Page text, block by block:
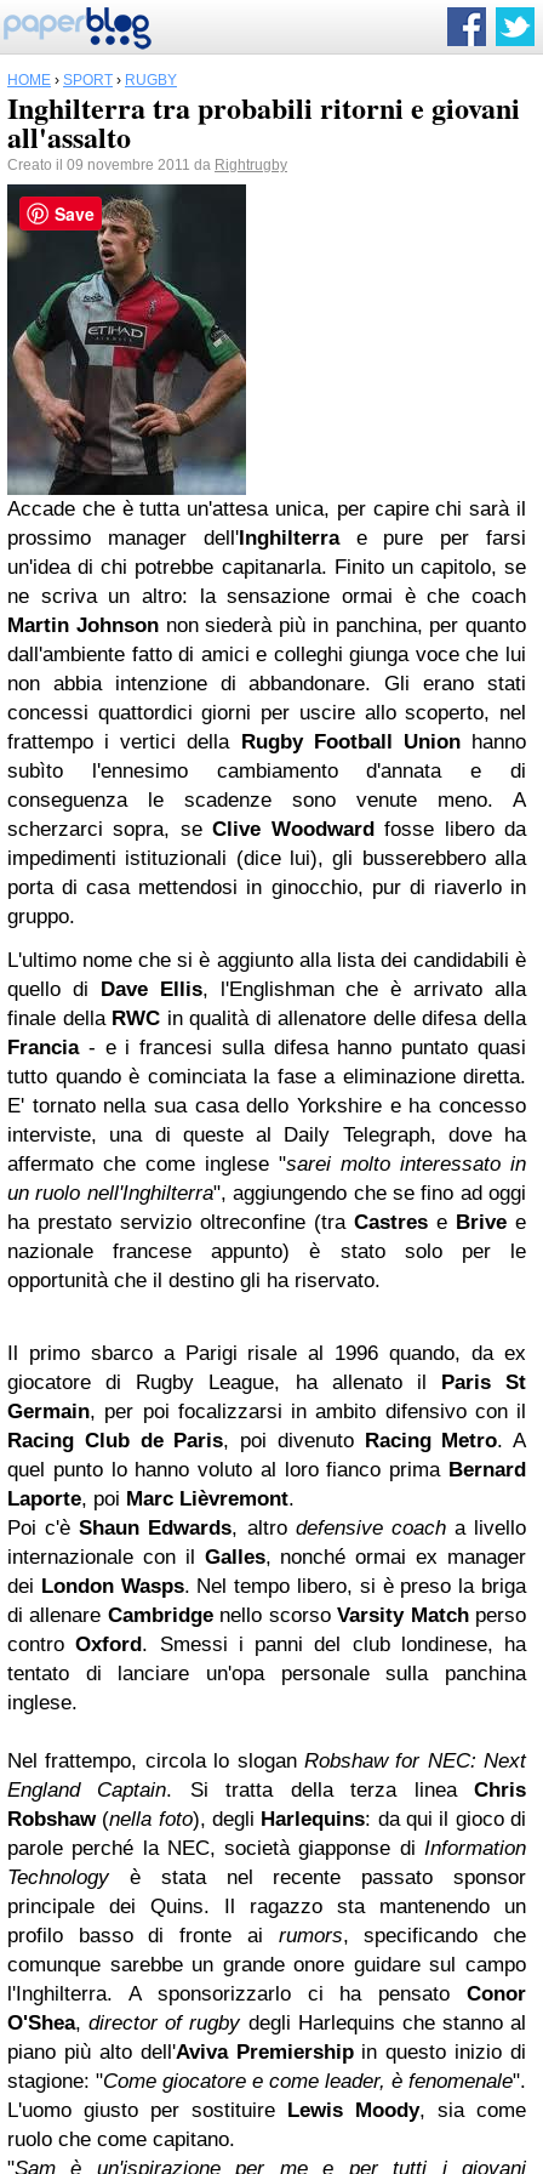
HOME › SPORT › RUGBY
Inghilterra tra probabili ritorni e giovani
all'assalto
Creato il 09 novembre 2011 da Rightrugby
Accade che è tutta un'attesa unica, per capire chi sarà il
prossimo manager dell'Inghilterrae pure per farsi
un'idea di chi potrebbe capitanarla. Finito un capitolo, se
ne scriva un altro: la sensazione ormai è che coach
Martin Johnsonnon siederà più in panchina, per quanto
dall'ambiente fatto di amici e colleghi giunga voce che lui
non abbia intenzione di abbandonare. Gli erano stati
concessi quattordici giorni per uscire allo scoperto, nel
frattempo i vertici della Rugby Football Unionhanno
subìto l'ennesimo cambiamento d'annata e di
conseguenza le scadenze sono venute meno. A
scherzarci sopra, seClive Woodwardfosse libero da
impedimenti istituzionali (dice lui), gli busserebbero alla
porta di casa mettendosi in ginocchio, pur di riaverlo in
gruppo.
L'ultimo nome che si è aggiunto alla lista dei candidabili è
quello di Dave Ellis, l'Englishman che è arrivato alla
finale della RWC in qualità di allenatore delle difesa della
Francia- e i francesi sulla difesa hanno puntato quasi
tutto quando è cominciata la fase a eliminazione diretta.
E' tornato nella sua casa dello Yorkshire e ha concesso
interviste, una di queste al Daily Telegraph, dove ha
affermato che come inglese "sarei molto interessato in
un ruolo nell'Inghilterra", aggiungendo che se fino ad oggi
ha prestato servizio oltreconfine (tra Castres e Brive e
nazionale francese appunto) è stato solo per le
opportunità che il destino gli ha riservato.
Il primo sbarco a Parigi risale al 1996 quando, da ex
giocatore di Rugby League, ha allenato il Paris St
Germain, per poi focalizzarsi in ambito difensivo con il
Racing Club de Paris, poi divenuto Racing Metro. A
quel punto lo hanno voluto al loro fianco prima Bernard
Laporte, poi Marc Lièvremont.
Poi c'èShaun Edwards, altro defensive coach a livello
internazionale con il Galles, nonché ormai ex manager
dei London Wasps. Nel tempo libero, si è preso la briga
di allenare Cambridgenello scorsoVarsity Matchperso
controOxford. Smessi i panni del club londinese, ha
tentato di lanciare un'opa personale sulla panchina
inglese.
Nel frattempo, circola lo slogan Robshaw for NEC: Next
England Captain. Si tratta della terza lineaChris
Robshaw (nella foto), degli Harlequins: da qui il gioco di
parole perché la NEC, società giapponse di Information
Technologyè stata nel recente passato sponsor
principale dei Quins. Il ragazzo sta mantenendo un
profilo basso di fronte ai rumors, specificando che
comunque sarebbe un grande onore guidare sul campo
l'Inghilterra. A sponsorizzarlo ci ha pensato Conor
O'Shea,director of rugbydegli Harlequins che stanno al
piano più alto dell'Aviva Premiershipin questo inizio di
stagione: "Come giocatore e come leader, è fenomenale".
L'uomo giusto per sostituire Lewis Moody, sia come
ruolo che come capitano.
"Sam è un'ispirazione per me e per tutti i giovani
Save